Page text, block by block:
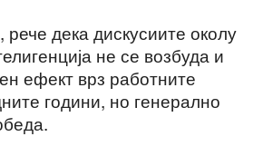
рече дека дискусиите околу
не се возбуда и
ефект врз работните
години, но генерално